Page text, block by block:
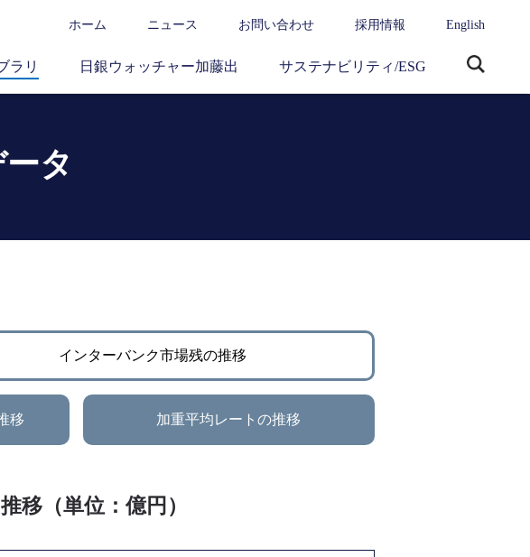
ホーム ニュース お問い合わせ 採用情報 English
ラリ 日銀ウォッチャー加藤出 サステナビリティ/ESG
タ
インターバンク市場残の推移
移 加重平均レートの推移
移（単位：億円）